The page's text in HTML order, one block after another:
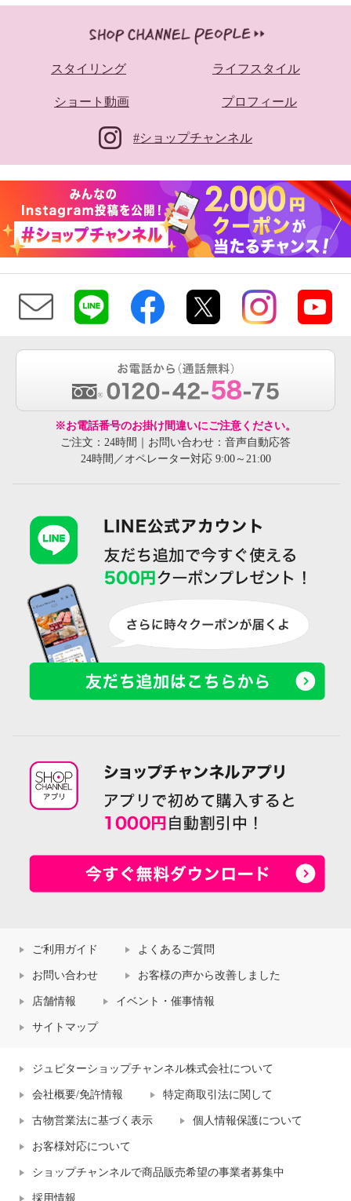
スタイリング ライフスタイル
ショート動画 プロフィール
#ショップチャンネル
※お電話番号のお掛け間違いにご注意ください。
ご注文：24時間｜お問い合わせ：音声自動応答
24時間／オペレーター対応 9:00～21:00
ご利用ガイド よくあるご質問
お問い合わせ お客様の声から改善しました
店舗情報 イベント・催事情報
サイトマップ
ジュピターショップチャンネル株式会社について
会社概要/免許情報 特定商取引法に関して
古物営業法に基づく表示 個人情報保護について
お客様対応について
ショップチャンネルで商品販売希望の事業者募集中
採用情報